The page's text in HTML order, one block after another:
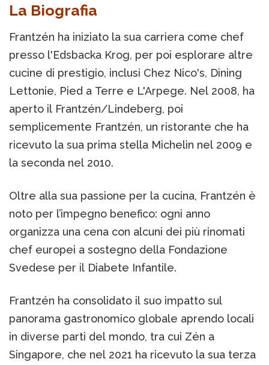
La Biografia
Frantzén ha iniziato la sua carriera come chef
presso l'Edsbacka Krog, per poi esplorare altre
cucine di prestigio, inclusi Chez Nico's, Dining
Lettonie, Pied a Terre e L'Arpege. Nel 2008, ha
aperto il Frantzén/Lindeberg, poi
semplicemente Frantzén, un ristorante che ha
ricevuto la sua prima stella Michelin nel 2009 e
la seconda nel 2010.
Oltre alla sua passione per la cucina, Frantzén è
noto per l’impegno benefico: ogni anno
organizza una cena con alcuni dei più rinomati
chef europei a sostegno della Fondazione
Svedese per il Diabete Infantile.
Frantzén ha consolidato il suo impatto sul
panorama gastronomico globale aprendo locali
in diverse parti del mondo, tra cui Zén a
Singapore, che nel 2021 ha ricevuto la sua terza